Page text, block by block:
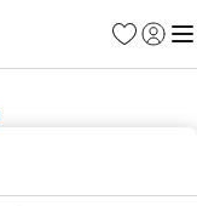
Favoritos
Iniciar